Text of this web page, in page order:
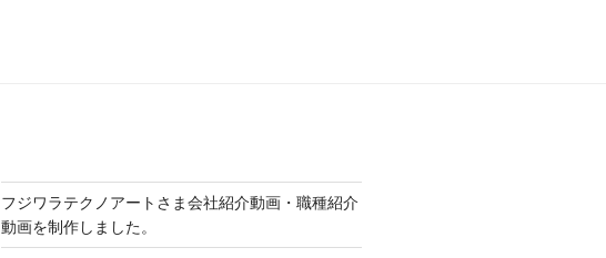
フジワラテクノアートさま会社紹介動画・職種紹介
動画を制作しました。